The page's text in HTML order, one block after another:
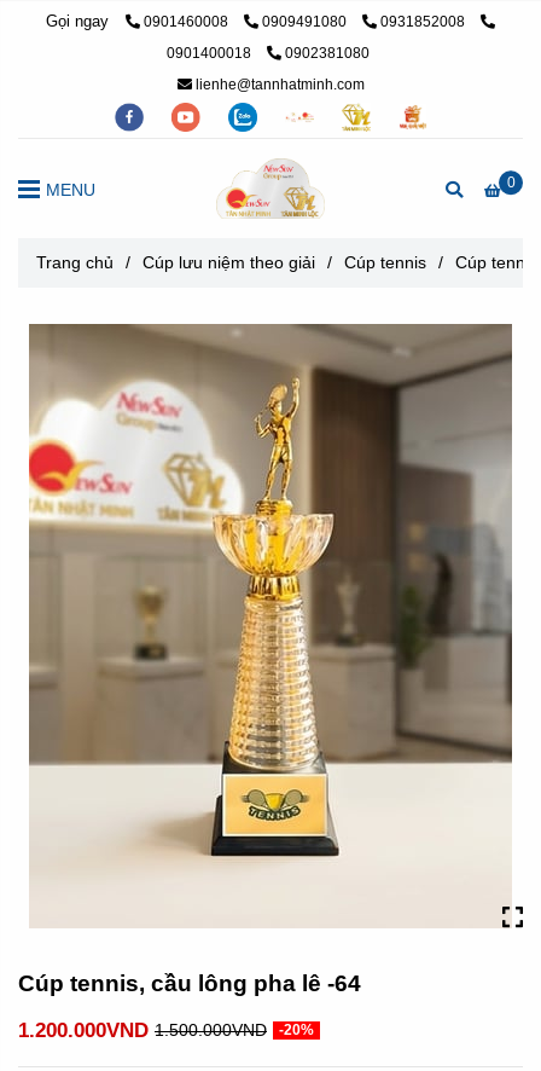
Gọi ngay 0901460008 0909491080
0931852008
0901400018
0902381080
lienhe@tannhatminh.com
0
MENU
Trang chủ / Cúp lưu niệm theo giải / Cúp tennis / Cúp
Cúp tennis, cầu lông pha lê -64
1.200.000VND 1.500.000VND -20%